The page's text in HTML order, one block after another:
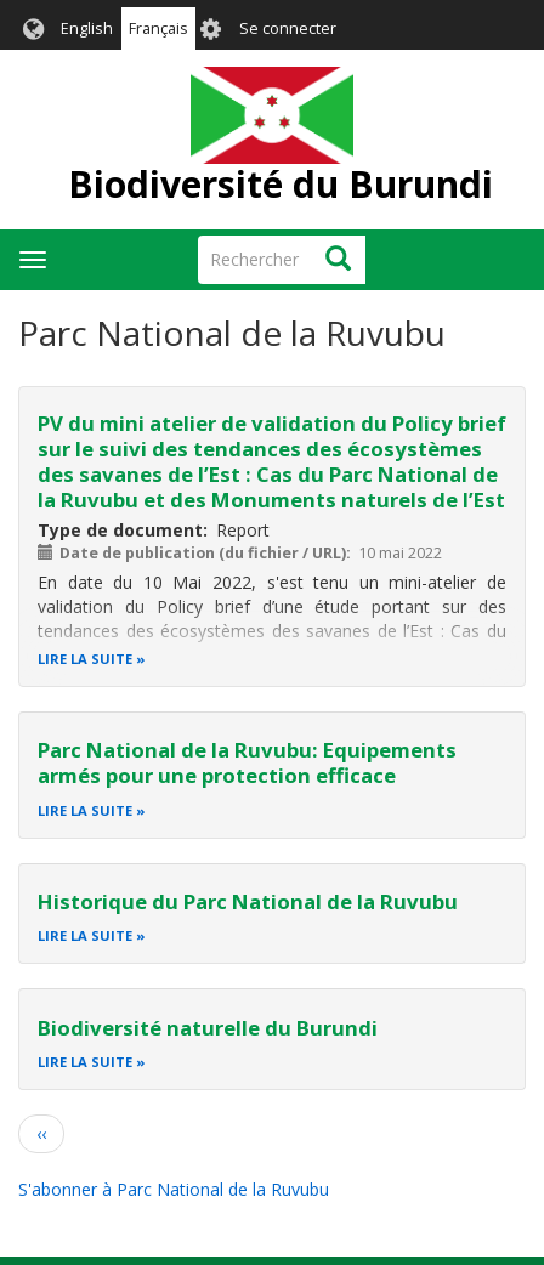
English Français User
account
menu
Se connecter
Biodiversité du Burundi
Rechercher Rechercher
Toggle
navigation
Parc National de la Ruvubu
PV du mini atelier de validation du Policy brief
sur le suivi des tendances des écosystèmes
des savanes de l’Est : Cas du Parc National de
la Ruvubu et des Monuments naturels de l’Est
Type de document Report
Date de publication (du fichier / URL) 10 mai 2022
En date du 10 Mai 2022, s'est tenu un mini-atelier de
validation du Policy brief d’une étude portant sur des
tendances des écosystèmes des savanes de l’Est : Cas du
Parc National de la Ruvubu et des Monuments naturels de
LIRE LA SUITE
Parc National de la Ruvubu: Equipements
armés pour une protection efficace
LIRE LA SUITE
Historique du Parc National de la Ruvubu
LIRE LA SUITE
Biodiversité naturelle du Burundi
LIRE LA SUITE
Pagination
Page
précédente
‹‹
S'abonner à Parc National de la Ruvubu